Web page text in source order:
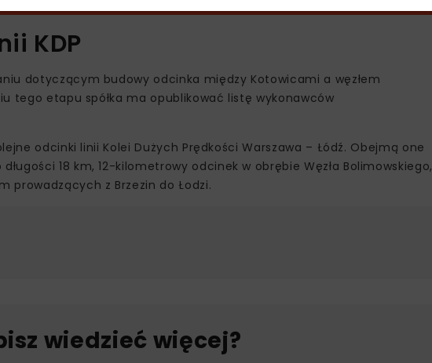
KDP
dotyczącym budowy odcinka między Kotowicami a węzłem
tego etapu spółka ma opublikować listę wykonawców
odcinki linii Kolei Dużych Prędkości Warszawa – Łódź. Obejmą one
18 km, 12-kilometrowy odcinek w obrębie Węzła Bolimowskiego,
prowadzących z Brzezin do Łodzi.
wiedzieć więcej?